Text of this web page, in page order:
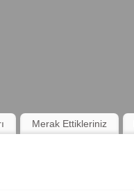
Merak Ettikleriniz